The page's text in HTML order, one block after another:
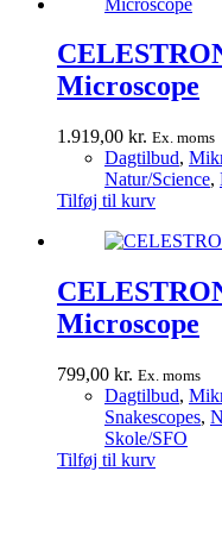
Microscope
1.919,00 kr. Ex. moms
Dagtilbud,
Natur/Science,
Tilføj til kurv
Microscope
799,00 kr. Ex. moms
Dagtilbud,
Snakescopes,
Skole/SFO
Tilføj til kurv